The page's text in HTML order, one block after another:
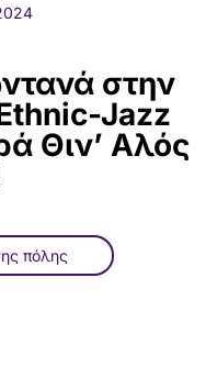
στην
Jazz
Θιν’ Αλός
πόλης